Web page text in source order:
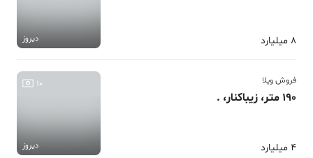
8 میلیارد دیروز
فروش ویلا
190 متر، زیباکنار، .
4 میلیارد
10
دیروز